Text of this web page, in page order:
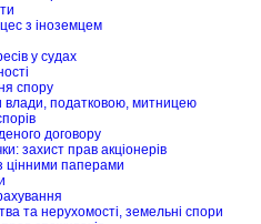
з іноземцем
у судах
спору
влади, податковою, митницею
договору
захист прав акціонерів
цінними паперами
та нерухомості, земельні спори